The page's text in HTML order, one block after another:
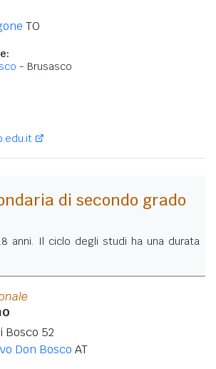
TO
- Brusasco
di secondo grado
anni. Il ciclo degli studi ha una durata
Bosco 52
Don Bosco AT